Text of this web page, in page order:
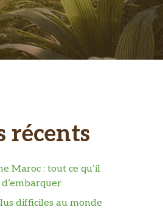
récents
Maroc : tout ce qu’il
difficiles au monde